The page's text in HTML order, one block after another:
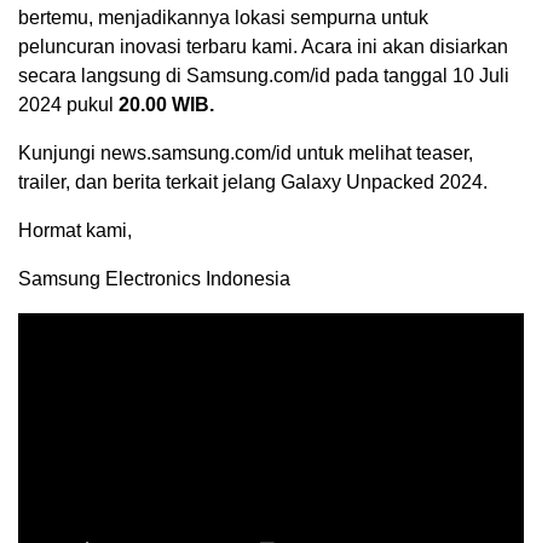
bertemu, menjadikannya lokasi sempurna untuk
peluncuran inovasi terbaru kami. Acara ini akan disiarkan
secara langsung di Samsung.com/id pada tanggal 10 Juli
2024 pukul 20.00 WIB.
Kunjungi news.samsung.com/id untuk melihat teaser,
trailer, dan berita terkait jelang Galaxy Unpacked 2024.
Hormat kami,
Samsung Electronics Indonesia